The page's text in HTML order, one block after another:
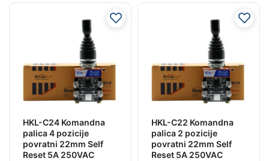
HKL-C24 Komandna
palica 4 pozicije
povratni 22mm Self
Reset 5A 250VAC
HKL-C22 Komandna
palica 2 pozicije
povratni 22mm Self
Reset 5A 250VAC